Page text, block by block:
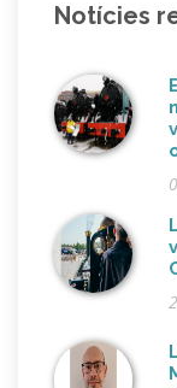
Notícies